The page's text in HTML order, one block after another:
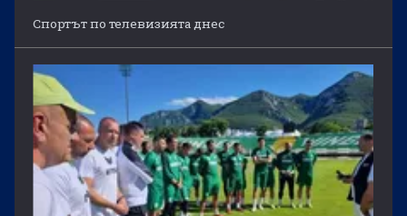
Спортът по телевизията днес